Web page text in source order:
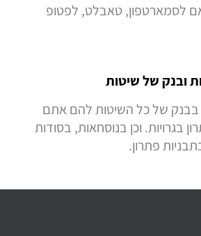
לסמארטפון, טאבלט, לפטופ
ובנק של שיטות
בבנק של כל השיטות להם אתם
בגרויות. וכן בנוסחאות, בסודות
פתרון.